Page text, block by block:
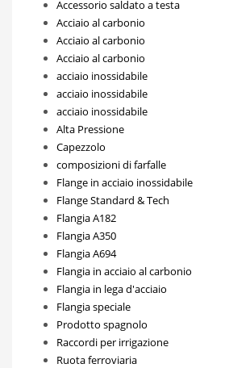
Accessorio saldato a testa
Acciaio al carbonio
Acciaio al carbonio
Acciaio al carbonio
acciaio inossidabile
acciaio inossidabile
acciaio inossidabile
Alta Pressione
Capezzolo
composizioni di farfalle
Flange in acciaio inossidabile
Flange Standard & Tech
Flangia A182
Flangia A350
Flangia A694
Flangia in acciaio al carbonio
Flangia in lega d'acciaio
Flangia speciale
Prodotto spagnolo
Raccordi per irrigazione
Ruota ferroviaria